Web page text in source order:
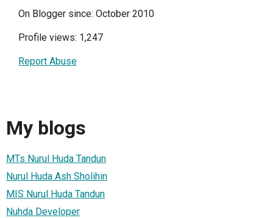
On Blogger since: October 2010
Profile views: 1,247
Report Abuse
My blogs
MTs Nurul Huda Tandun
Nurul Huda Ash Sholihin
MIS Nurul Huda Tandun
Nuhda Developer